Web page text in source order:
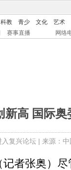
科教 青少 文化
艺术
赛事直播 网络
新高 国际奥
入复兴论坛| 来源：
者张奥）尽